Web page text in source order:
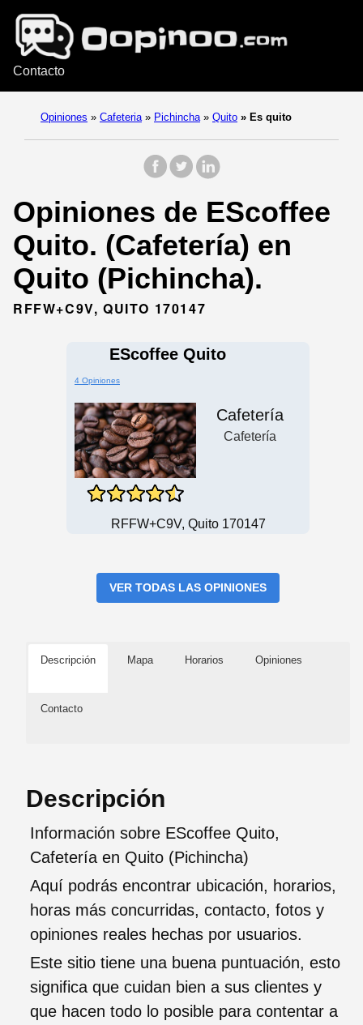
Contacto
Opiniones » Cafeteria » Pichincha » Quito » Es quito
Opiniones de EScoffee
Quito. (Cafetería) en
Quito (Pichincha).
RFFW+C9V, QUITO 170147
EScoffee Quito
4 Opiniones
Cafetería
Cafetería
RFFW+C9V, Quito 170147
VER TODAS LAS OPINIONES
Descripción Mapa Horarios Opiniones
Contacto
Descripción
Información sobre EScoffee Quito,
Cafetería en Quito (Pichincha)
Aquí podrás encontrar ubicación, horarios,
horas más concurridas, contacto, fotos y
opiniones reales hechas por usuarios.
Este sitio tiene una buena puntuación, esto
significa que cuidan bien a sus clientes y
que hacen todo lo posible para contentar a